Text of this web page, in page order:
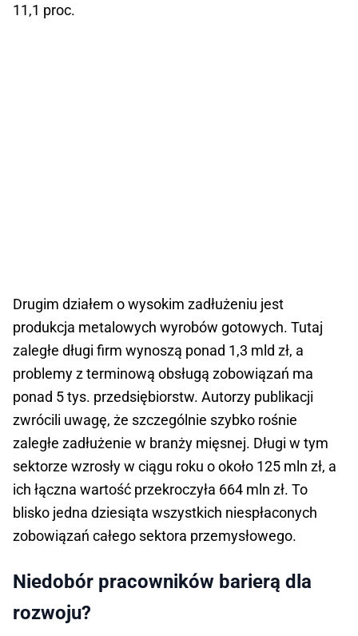
11,1 proc.
Drugim działem o wysokim zadłużeniu jest
produkcja metalowych wyrobów gotowych. Tutaj
zaległe długi firm wynoszą ponad 1,3 mld zł, a
problemy z terminową obsługą zobowiązań ma
ponad 5 tys. przedsiębiorstw. Autorzy publikacji
zwrócili uwagę, że szczególnie szybko rośnie
zaległe zadłużenie w branży mięsnej. Długi w tym
sektorze wzrosły w ciągu roku o około 125 mln zł, a
ich łączna wartość przekroczyła 664 mln zł. To
blisko jedna dziesiąta wszystkich niespłaconych
zobowiązań całego sektora przemysłowego.
Niedobór pracowników barierą dla
rozwoju?